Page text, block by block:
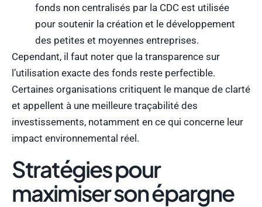
fonds non centralisés par la CDC est utilisée
pour soutenir la création et le développement
des petites et moyennes entreprises.
Cependant, il faut noter que la transparence sur
l’utilisation exacte des fonds reste perfectible.
Certaines organisations critiquent le manque de clarté
et appellent à une meilleure traçabilité des
investissements, notamment en ce qui concerne leur
impact environnemental réel.
Stratégies pour
maximiser son épargne